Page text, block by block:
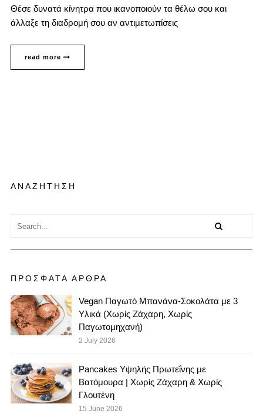
Θέσε δυνατά κίνητρα που ικανοποιούν τα θέλω σου και
άλλαξε τη διαδρομή σου αν αντιμετωπίσεις
read more
ΑΝΑΖΗΤΗΣΗ
ΠΡΟΣΦΑΤΑ ΑΡΘΡΑ
Vegan Παγωτό Μπανάνα-Σοκολάτα με 3
Υλικά (Χωρίς Ζάχαρη, Χωρίς
Παγωτομηχανή)
2 July 2026
Pancakes Υψηλής Πρωτεΐνης με
Βατόμουρα | Χωρίς Ζάχαρη & Χωρίς
Γλουτένη
15 June 2026